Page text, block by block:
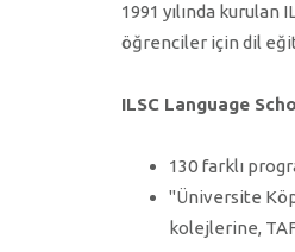
1991 yılında kurulan
öğrenciler için dil
ILSC Language
130 farklı
''Üniversite
kolejlerine,